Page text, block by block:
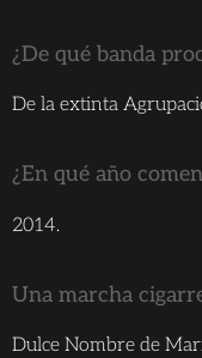
¿De qué banda
De la extinta
¿En qué año
2014.
Una marcha
Dulce Nombre de